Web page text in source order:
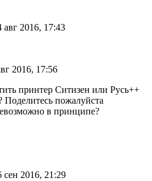
авг 2016, 17:43
2016, 17:56
принтер Ситизен или Русь++
пожалуйста
в принципе?
сен 2016, 21:29